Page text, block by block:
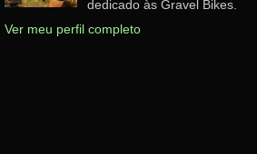
dedicado às Gravel Bikes.
Ver meu perfil completo